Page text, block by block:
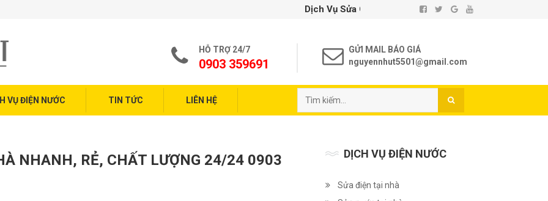
Dịch Vụ Sửa Chữa Điện Nước Tại Nhà TP. Hồ Chí Minh - Uy Tín - Chất
HỖ TRỢ 24/7
0903 359691
GỬI MAIL BÁO GIÁ
nguyennhut5501@gmail.com
VỤ ĐIỆN NƯỚC TIN TỨC LIÊN HỆ
NHANH, RẺ, CHẤT LƯỢNG 24/24 0903
DỊCH VỤ ĐIỆN NƯỚC
Sửa điện tại nhà